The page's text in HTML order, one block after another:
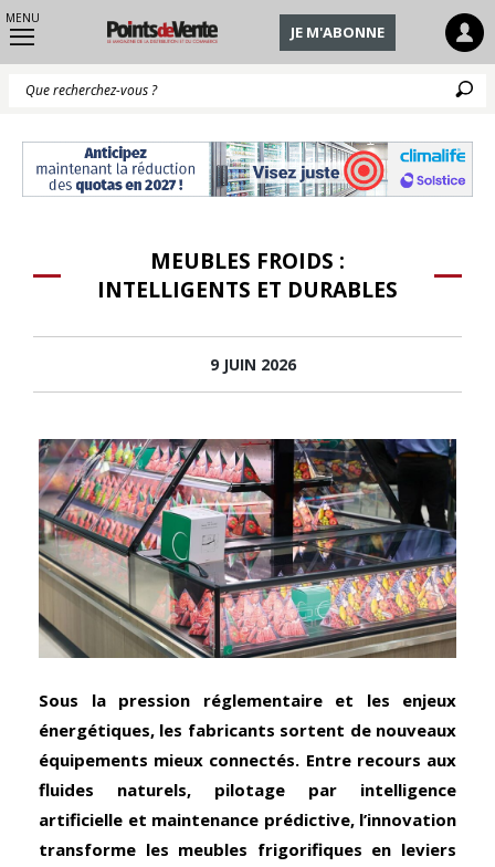
MENU
JE M'ABONNE
MEUBLES FROIDS :
INTELLIGENTS ET DURABLES
9 JUIN 2026
Sous la pression réglementaire et les enjeux
énergétiques, les fabricants sortent de nouveaux
équipements mieux connectés. Entre recours aux
fluides naturels, pilotage par intelligence
artificielle et maintenance prédictive, l’innovation
transforme les meubles frigorifiques en leviers